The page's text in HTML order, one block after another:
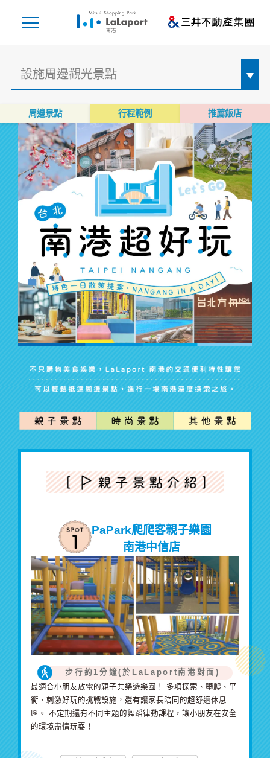
周邊景點 行程範例 推薦飯店
PaPark爬爬客親子樂園
南港中信店
步行約1分鐘(於LaLaport南港對面)
最適合小朋友放電的親子共樂遊樂園！ 多項探索、攀爬、平
衡、刺激好玩的挑戰設施，還有讓家長陪同的超舒適休息
區。 不定期還有不同主題的舞蹈律動課程，讓小朋友在安全
的環境盡情玩耍！